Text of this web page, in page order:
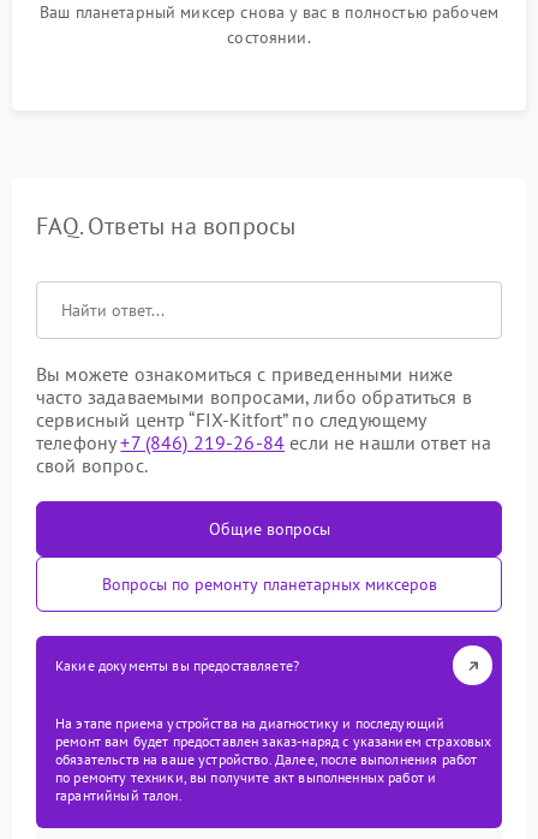
Ваш планетарный миксер снова у вас в полностью рабочем
состоянии.
FAQ. Ответы на вопросы
Вы можете ознакомиться с приведенными ниже
часто задаваемыми вопросами, либо обратиться в
сервисный центр “FIX-Kitfort” по следующему
телефону+7 (846) 219-26-84 если не нашли ответ на
свой вопрос.
Общие вопросы
Вопросы по ремонту планетарных миксеров
Какие документы вы предоставляете?
На этапе приема устройства на диагностику и последующий
ремонт вам будет предоставлен заказ-наряд с указанием страховых
обязательств на ваше устройство. Далее, после выполнения работ
по ремонту техники, вы получите акт выполненных работ и
гарантийный талон.